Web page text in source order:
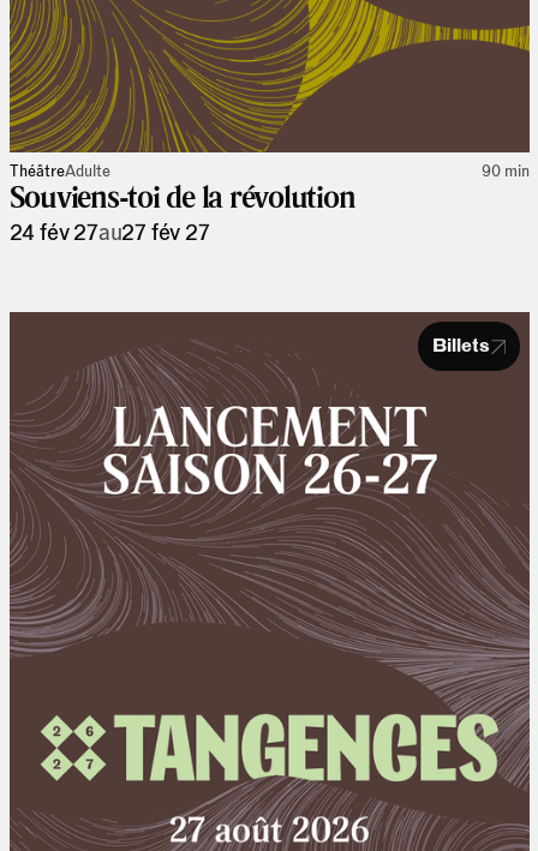
ThéâtreAdulte 90 min
Souviens-toi de la révolution
24 fév 27au27 fév 27
Billets